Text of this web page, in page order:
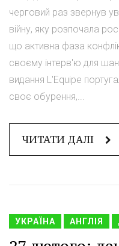
черговий раз звернув
війну, яку розпочала
що активна фаза
своєму інтерв'ю для
видання L'Equipe
своє обурення,...
ЧИТАТИ ДАЛІ
УКРАЇНА АНГЛІЯ